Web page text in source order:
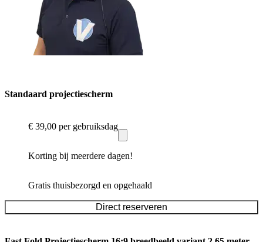
Standaard projectiescherm
€ 39,00 per gebruiksdag
Korting bij meerdere dagen!
Gratis thuisbezorgd en opgehaald
Direct reserveren